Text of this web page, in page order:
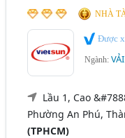
NHÀ
Được
Ngành:
Lầu 1, Cao
Phường An Phú,
(TPHCM)